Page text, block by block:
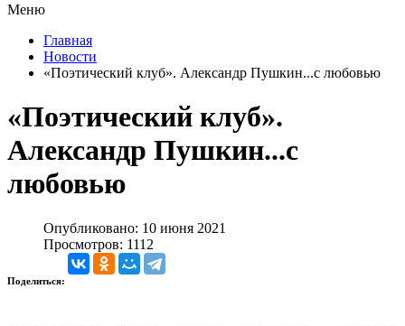
Меню
Главная
Новости
«Поэтический клуб». Александр Пушкин...с любовью
«Поэтический клуб».
Александр Пушкин...с
любовью
Опубликовано: 10 июня 2021
Просмотров: 1112
Поделиться: